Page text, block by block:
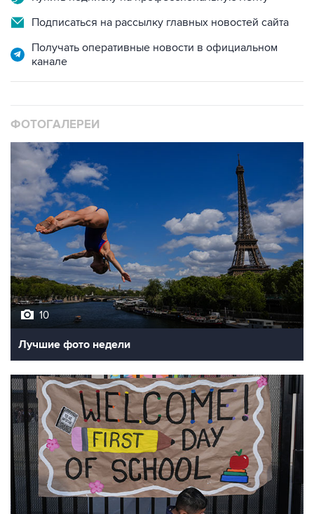
Подписаться на рассылку главных новостей сайта
Получать оперативные новости в официальном
канале
ФОТОГАЛЕРЕИ
10
Лучшие фото недели